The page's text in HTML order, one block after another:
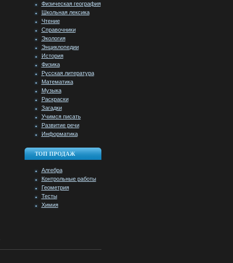
Физическая география
Школьная лексика
Чтение
Справочники
Экология
Энциклопедии
История
Физика
Русская литература
Математика
Музыка
Раскраски
Загадки
Учимся писать
Развитие речи
Информатика
ТОП ПРОДАЖ
Алгебра
Контрольные работы
Геометрия
Тесты
Химия